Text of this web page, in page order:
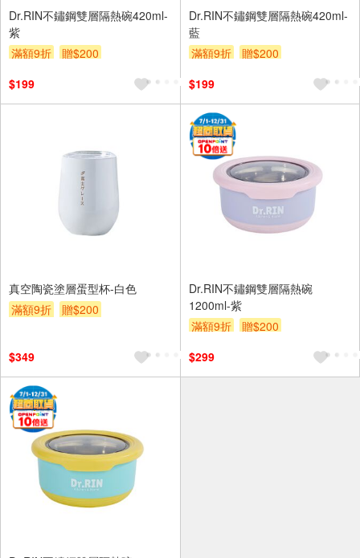
Dr.RIN不鏽鋼雙層隔熱碗420ml-
紫
滿額9折
贈$200
$199
Dr.RIN不鏽鋼雙層隔熱碗420ml-
藍
滿額9折
贈$200
$199
真空陶瓷塗層蛋型杯-白色
滿額9折
贈$200
$349
Dr.RIN不鏽鋼雙層隔熱碗
1200ml-紫
滿額9折
贈$200
$299